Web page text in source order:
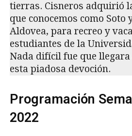
tierras. Cisneros adquirió
que conocemos como Soto
Aldovea, para recreo y
estudiantes de la
Nada difícil fue que
esta piadosa devoción.
Programación
2022